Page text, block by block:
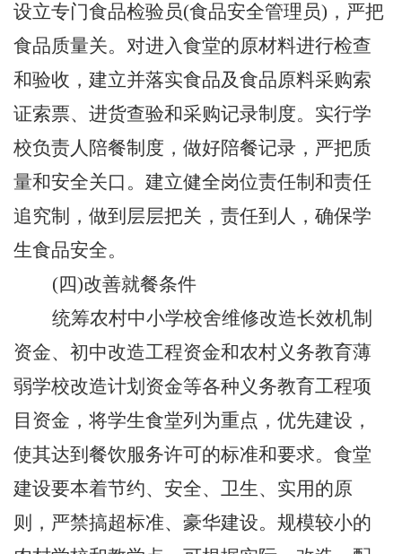
设立专门食品检验员(食品安全管理员)，严把
食品质量关。对进入食堂的原材料进行检查
和验收，建立并落实食品及食品原料采购索
证索票、进货查验和采购记录制度。实行学
校负责人陪餐制度，做好陪餐记录，严把质
量和安全关口。建立健全岗位责任制和责任
追究制，做到层层把关，责任到人，确保学
生食品安全。
(四)改善就餐条件
统筹农村中小学校舍维修改造长效机制
资金、初中改造工程资金和农村义务教育薄
弱学校改造计划资金等各种义务教育工程项
目资金，将学生食堂列为重点，优先建设，
使其达到餐饮服务许可的标准和要求。食堂
建设要本着节约、安全、卫生、实用的原
则，严禁搞超标准、豪华建设。规模较小的